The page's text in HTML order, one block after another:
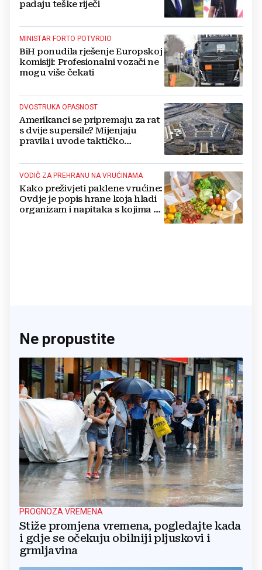
padaju teške riječi
MINISTAR FORTO POTVRDIO
BiH ponudila rješenje Europskoj
komisiji: Profesionalni vozači ne
mogu više čekati
DVOSTRUKA OPASNOST
Amerikanci se pripremaju za rat
s dvije supersile? Mijenjaju
pravila i uvode taktičko
VODIČ ZA PREHRANU NA VRUĆINAMA
Kako preživjeti paklene vrućine:
Ovdje je popis hrane koja hladi
organizam i napitaka s kojima si
Ne propustite
PROGNOZA VREMENA
Stiže promjena vremena, pogledajte kada
i gdje se očekuju obilniji pljuskovi i
grmljavina